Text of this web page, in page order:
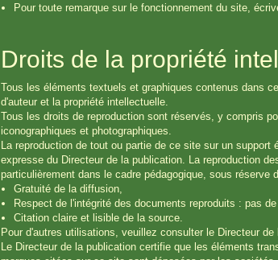
Pour toute remarque sur le fonctionnement du site,
Droits de la propriété
Tous les éléments textuels et graphiques contenus dans
d'auteur et la propriété intellectuelle.
Tous les droits de reproduction sont réservés, y compris
iconographiques et photographiques.
La reproduction de tout ou partie de ce site sur un
expresse du Directeur de la publication. La reproduction
particulièrement dans le cadre pédagogique, sous
Gratuité de la diffusion,
Respect de l'intégrité des documents reproduits : pas
Citation claire et lisible de la source.
Pour d'autres utilisations, veuillez consulter le Directeur de
Le Directeur de la publication certifie que les éléments